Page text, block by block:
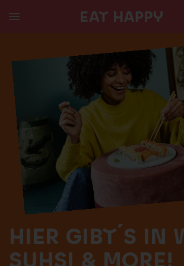
TO
HIER GIBT´S IN
SUHSI & MORE!